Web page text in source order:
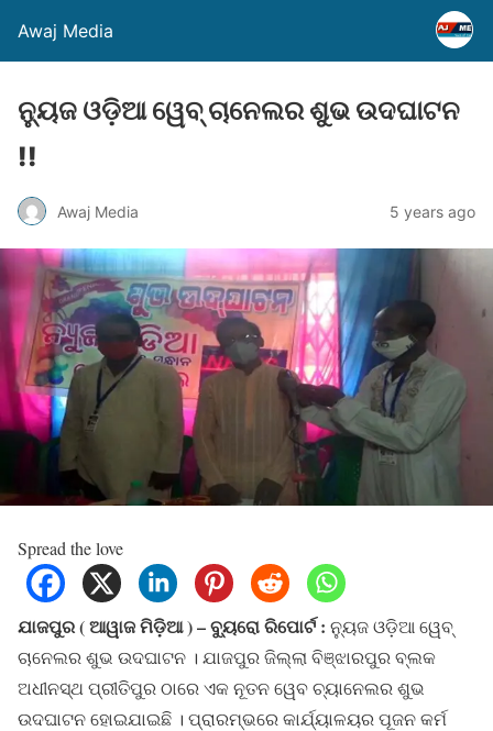
Awaj Media
ନ୍ୟୁଜ ଓଡ଼ିଆ ୱେବ୍ ଚାନେଲର ଶୁଭ ଉଦଘାଟନ
!!
Awaj Media 5 years ago
Spread the love
ଯାଜପୁର ( ଆୱାଜ ମିଡ଼ିଆ ) – ବ୍ୟୁରୋ ରିପୋର୍ଟ : ନ୍ୟୁଜ ଓଡ଼ିଆ ୱେବ୍
ଚାନେଲର ଶୁଭ ଉଦଘାଟନ । ଯାଜପୁର ଜିଲ୍ଲା ବିଞ୍ଝାରପୁର ବ୍ଲକ
ଅଧୀନସ୍ଥ ପ୍ରୀତିପୁର ଠାରେ ଏକ ନୂତନ ୱେବ ଚ୍ୟାନେଲର ଶୁଭ
ଉଦଘାଟନ ହୋଇଯାଇଛି । ପ୍ରାରମ୍ଭରେ କାର୍ଯ୍ୟାଳୟର ପୂଜନ କର୍ମ